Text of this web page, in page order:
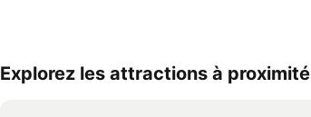
Explorez les attractions à proximité